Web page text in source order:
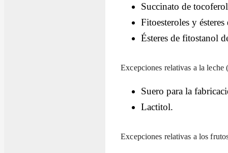
Succinato de
Fitoesteroles y
Ésteres de fitostanol
Excepciones relativas a la leche
Suero para la
Lactitol.
Excepciones relativas a los